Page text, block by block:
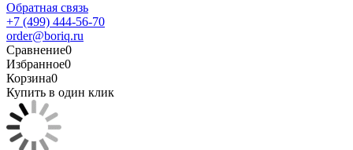
Обратная связь
+7 (499) 444-56-70
order@boriq.ru
Сравнение0
Избранное0
Корзина0
Купить в один клик